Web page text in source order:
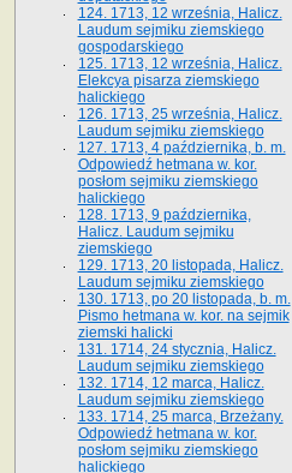
124. 1713, 12 września, Halicz.
Laudum sejmiku ziemskiego
gospodarskiego
125. 1713, 12 września, Halicz.
Elekcya pisarza ziemskiego
halickiego
126. 1713, 25 września, Halicz.
Laudum sejmiku ziemskiego
127. 1713, 4 października, b. m.
Odpowiedź hetmana w. kor.
posłom sejmiku ziemskiego
halickiego
128. 1713, 9 października,
Halicz. Laudum sejmiku
ziemskiego
129. 1713, 20 listopada, Halicz.
Laudum sejmiku ziemskiego
130. 1713, po 20 listopada, b. m.
Pismo hetmana w. kor. na sejmik
ziemski halicki
131. 1714, 24 stycznia, Halicz.
Laudum sejmiku ziemskiego
132. 1714, 12 marca, Halicz.
Laudum sejmiku ziemskiego
133. 1714, 25 marca, Brzeżany.
Odpowiedź hetmana w. kor.
posłom sejmiku ziemskiego
halickiego